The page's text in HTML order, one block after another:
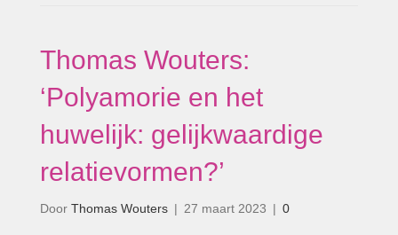
Thomas Wouters:
‘Polyamorie en het
huwelijk: gelijkwaardige
relatievormen?’
Door Thomas Wouters | 27 maart 2023 | 0